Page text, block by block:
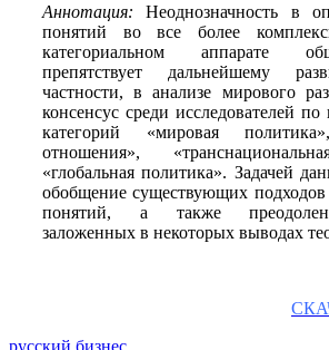
Аннотация: Неоднозначность в
понятий во все более
категориальном аппарате
препятствует дальнейшему
частности, в анализе мирового
консенсус среди исследователей
категорий «мировая
отношения»,
«глобальная политика». Задачей
обобщение существующих
понятий, а также
заложенных в некоторых выводах
русский бизнес